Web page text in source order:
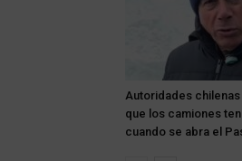
Autoridades
que los camiones
cuando se abra el